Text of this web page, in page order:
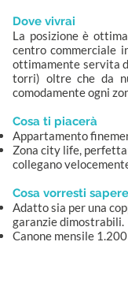
Dove vivrai
La posizione è
centro commerciale
ottimamente servita
torri) oltre che da
comodamente ogni
Cosa ti piacerà
Appartamento
Zona city life,
collegano
Cosa vorresti sapere
Adatto sia per una
garanzie dimostrabili.
Canone mensile